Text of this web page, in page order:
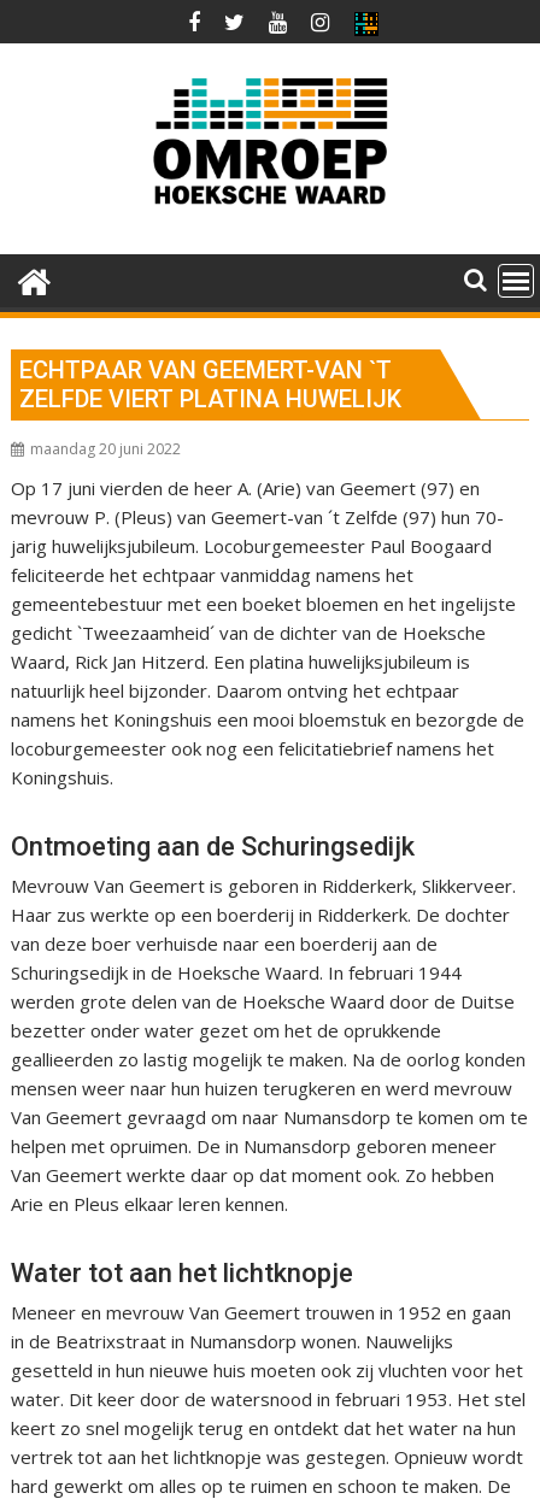
naar
ECHTPAAR VAN GEEMERT-VAN `T
ZELFDE VIERT PLATINA HUWELIJK
maandag 20 juni 2022
Op 17 juni vierden de heer A. (Arie) van Geemert (97) en
mevrouw P. (Pleus) van Geemert-van ´t Zelfde (97) hun 70-
jarig huwelijksjubileum. Locoburgemeester Paul Boogaard
feliciteerde het echtpaar vanmiddag namens het
gemeentebestuur met een boeket bloemen en het ingelijste
gedicht `Tweezaamheid´ van de dichter van de Hoeksche
Waard, Rick Jan Hitzerd. Een platina huwelijksjubileum is
natuurlijk heel bijzonder. Daarom ontving het echtpaar
namens het Koningshuis een mooi bloemstuk en bezorgde de
locoburgemeester ook nog een felicitatiebrief namens het
Koningshuis.
Ontmoeting aan de Schuringsedijk
Mevrouw Van Geemert is geboren in Ridderkerk, Slikkerveer.
Haar zus werkte op een boerderij in Ridderkerk. De dochter
van deze boer verhuisde naar een boerderij aan de
Schuringsedijk in de Hoeksche Waard. In februari 1944
werden grote delen van de Hoeksche Waard door de Duitse
bezetter onder water gezet om het de oprukkende
geallieerden zo lastig mogelijk te maken. Na de oorlog konden
mensen weer naar hun huizen terugkeren en werd mevrouw
Van Geemert gevraagd om naar Numansdorp te komen om te
helpen met opruimen. De in Numansdorp geboren meneer
Van Geemert werkte daar op dat moment ook. Zo hebben
Arie en Pleus elkaar leren kennen.
Water tot aan het lichtknopje
Meneer en mevrouw Van Geemert trouwen in 1952 en gaan
in de Beatrixstraat in Numansdorp wonen. Nauwelijks
gesetteld in hun nieuwe huis moeten ook zij vluchten voor het
water. Dit keer door de watersnood in februari 1953. Het stel
keert zo snel mogelijk terug en ontdekt dat het water na hun
vertrek tot aan het lichtknopje was gestegen. Opnieuw wordt
hard gewerkt om alles op te ruimen en schoon te maken. De